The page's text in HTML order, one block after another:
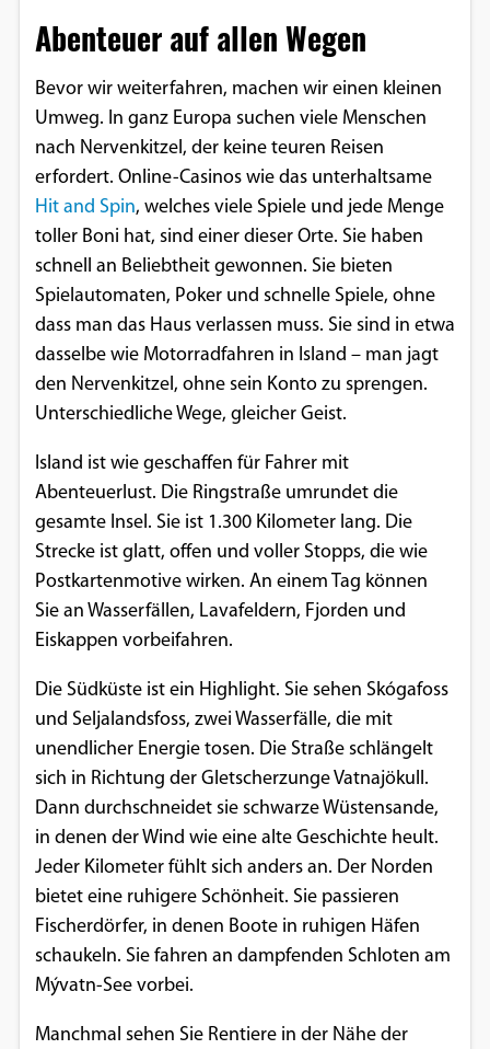
Abenteuer auf allen Wegen
Bevor wir weiterfahren, machen wir einen kleinen
Umweg. In ganz Europa suchen viele Menschen
nach Nervenkitzel, der keine teuren Reisen
erfordert. Online-Casinos wie das unterhaltsame
Hit and Spin, welches viele Spiele und jede Menge
toller Boni hat, sind einer dieser Orte. Sie haben
schnell an Beliebtheit gewonnen. Sie bieten
Spielautomaten, Poker und schnelle Spiele, ohne
dass man das Haus verlassen muss. Sie sind in etwa
dasselbe wie Motorradfahren in Island – man jagt
den Nervenkitzel, ohne sein Konto zu sprengen.
Unterschiedliche Wege, gleicher Geist.
Island ist wie geschaffen für Fahrer mit
Abenteuerlust. Die Ringstraße umrundet die
gesamte Insel. Sie ist 1.300 Kilometer lang. Die
Strecke ist glatt, offen und voller Stopps, die wie
Postkartenmotive wirken. An einem Tag können
Sie an Wasserfällen, Lavafeldern, Fjorden und
Eiskappen vorbeifahren.
Die Südküste ist ein Highlight. Sie sehen Skógafoss
und Seljalandsfoss, zwei Wasserfälle, die mit
unendlicher Energie tosen. Die Straße schlängelt
sich in Richtung der Gletscherzunge Vatnajökull.
Dann durchschneidet sie schwarze Wüstensande,
in denen der Wind wie eine alte Geschichte heult.
Jeder Kilometer fühlt sich anders an. Der Norden
bietet eine ruhigere Schönheit. Sie passieren
Fischerdörfer, in denen Boote in ruhigen Häfen
schaukeln. Sie fahren an dampfenden Schloten am
Mývatn-See vorbei.
Manchmal sehen Sie Rentiere in der Nähe der
Vimeo
Google Maps
Anbieter:
Google